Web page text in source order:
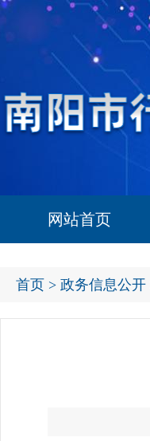
网站首页
首页 > 政务信息公开